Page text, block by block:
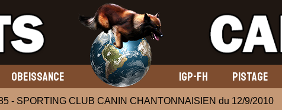
OBEISSANCE IGP-FH PISTAGE
- SPORTING CLUB CANIN CHANTONNAISIEN du 12/9/2010